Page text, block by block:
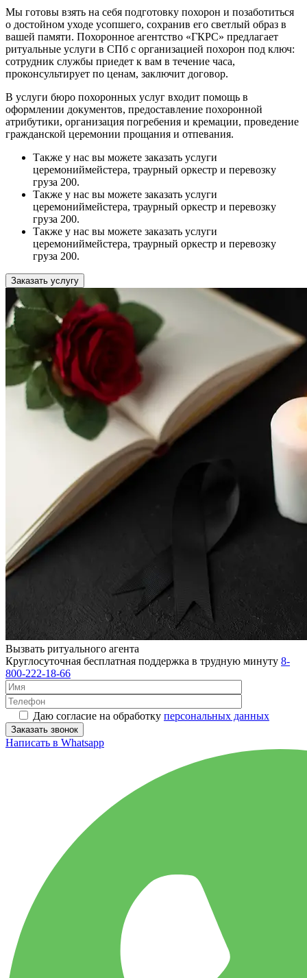
Мы готовы взять на себя подготовку похорон и позаботиться
о достойном уходе усопшего, сохранив его светлый образ в
вашей памяти. Похоронное агентство «ГКРС» предлагает
ритуальные услуги в СПб с организацией похорон под ключ:
сотрудник службы приедет к вам в течение часа,
проконсультирует по ценам, заключит договор.
В услуги бюро похоронных услуг входит помощь в
оформлении документов, предоставление похоронной
атрибутики, организация погребения и кремации, проведение
гражданской церемонии прощания и отпевания.
Также у нас вы можете заказать услуги
церемониймейстера, траурный оркестр и перевозку
груза 200.
Также у нас вы можете заказать услуги
церемониймейстера, траурный оркестр и перевозку
груза 200.
Также у нас вы можете заказать услуги
церемониймейстера, траурный оркестр и перевозку
груза 200.
Заказать услугу
Вызвать ритуального агента
Круглосуточная бесплатная поддержка в трудную минуту 8-
800-222-18-66
Даю согласие на обработку персональных данных
Написать в Whatsapp